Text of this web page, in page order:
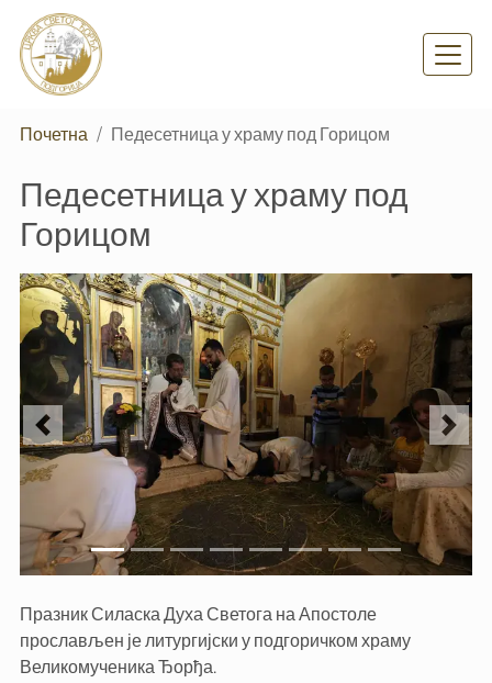
main
content
Почетна Педесетница у храму под Горицом
Педесетница у храму под
Горицом
Previous Next
Празник Силаска Духа Светога на Апостоле
прослављен је литургијски у подгоричком храму
Великомученика Ђорђа.